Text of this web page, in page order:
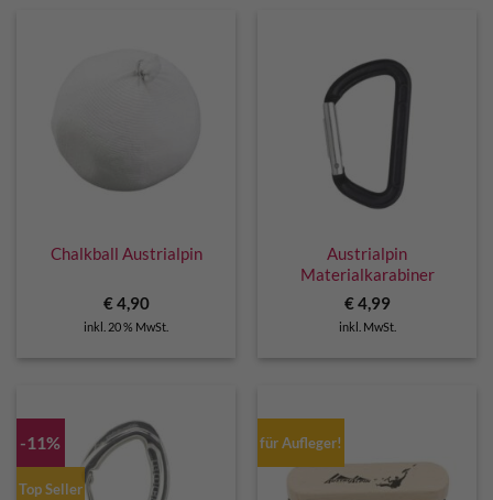
Chalkball Austrialpin
€4,90
inkl. 20 % MwSt.
Austrialpin
Materialkarabiner
€4,99
inkl. MwSt.
-11%
Top Seller
für Aufleger!